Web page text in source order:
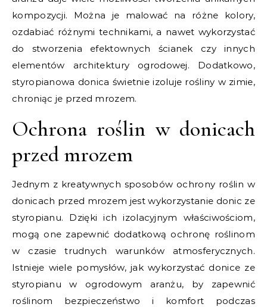
kompozycji. Można je malować na różne kolory,
ozdabiać różnymi technikami, a nawet wykorzystać
do stworzenia efektownych ścianek czy innych
elementów architektury ogrodowej. Dodatkowo,
styropianowa donica świetnie izoluje rośliny w zimie,
chroniąc je przed mrozem.
Ochrona roślin w donicach
przed mrozem
Jednym z kreatywnych sposobów ochrony roślin w
donicach przed mrozem jest wykorzystanie donic ze
styropianu. Dzięki ich izolacyjnym właściwościom,
mogą one zapewnić dodatkową ochronę roślinom
w czasie trudnych warunków atmosferycznych.
Istnieje wiele pomysłów, jak wykorzystać donice ze
styropianu w ogrodowym aranżu, by zapewnić
roślinom bezpieczeństwo i komfort podczas